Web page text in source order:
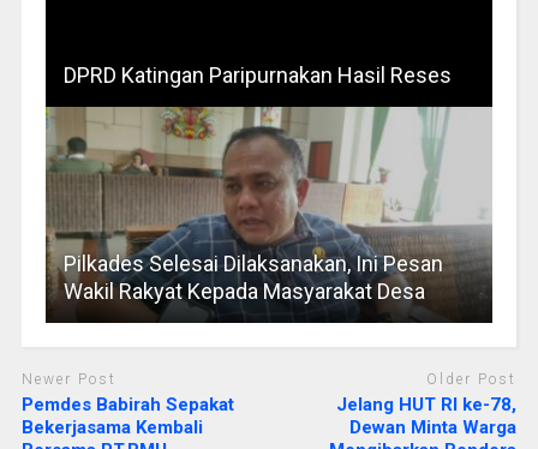
DPRD Katingan Paripurnakan Hasil Reses
Pilkades Selesai Dilaksanakan, Ini Pesan
Wakil Rakyat Kepada Masyarakat Desa
Newer Post
Pemdes Babirah Sepakat
Bekerjasama Kembali
Older Post
Jelang HUT RI ke-78,
Dewan Minta Warga